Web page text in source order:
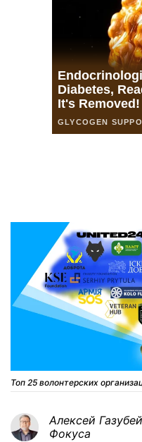
Топ 25 волонтерских
Алексей
Фокуса